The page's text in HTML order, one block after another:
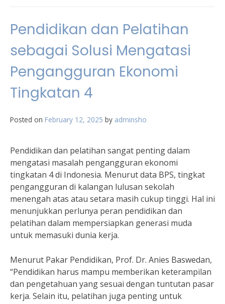
Pendidikan dan Pelatihan
sebagai Solusi Mengatasi
Pengangguran Ekonomi
Tingkatan 4
Posted on February 12, 2025 by adminsho
Pendidikan dan pelatihan sangat penting dalam
mengatasi masalah pengangguran ekonomi
tingkatan 4 di Indonesia. Menurut data BPS, tingkat
pengangguran di kalangan lulusan sekolah
menengah atas atau setara masih cukup tinggi. Hal ini
menunjukkan perlunya peran pendidikan dan
pelatihan dalam mempersiapkan generasi muda
untuk memasuki dunia kerja.
Menurut Pakar Pendidikan, Prof. Dr. Anies Baswedan,
“Pendidikan harus mampu memberikan keterampilan
dan pengetahuan yang sesuai dengan tuntutan pasar
kerja. Selain itu, pelatihan juga penting untuk